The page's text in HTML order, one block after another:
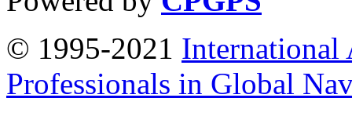
© 1995-2021 International
Professionals in Global